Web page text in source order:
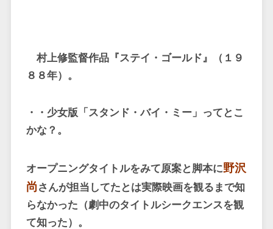
村上修監督作品『ステイ・ゴールド』（１９
８８年）。
・・少女版「スタンド・バイ・ミー」ってとこ
かな？。
オープニングタイトルをみて原案と脚本に野沢
尚 さんが担当してたとは実際映画を観るまで知
らなかった（劇中のタイトルシークエンスを観
て知った）。